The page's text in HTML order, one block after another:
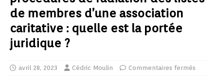
de membres d’une association
caritative : quelle est la portée
juridique ?
avril 28, 2023 Cédric Moulin Commentaires fermés